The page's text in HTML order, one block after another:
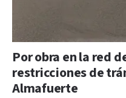
Por obra en la red
restricciones de
Almafuerte